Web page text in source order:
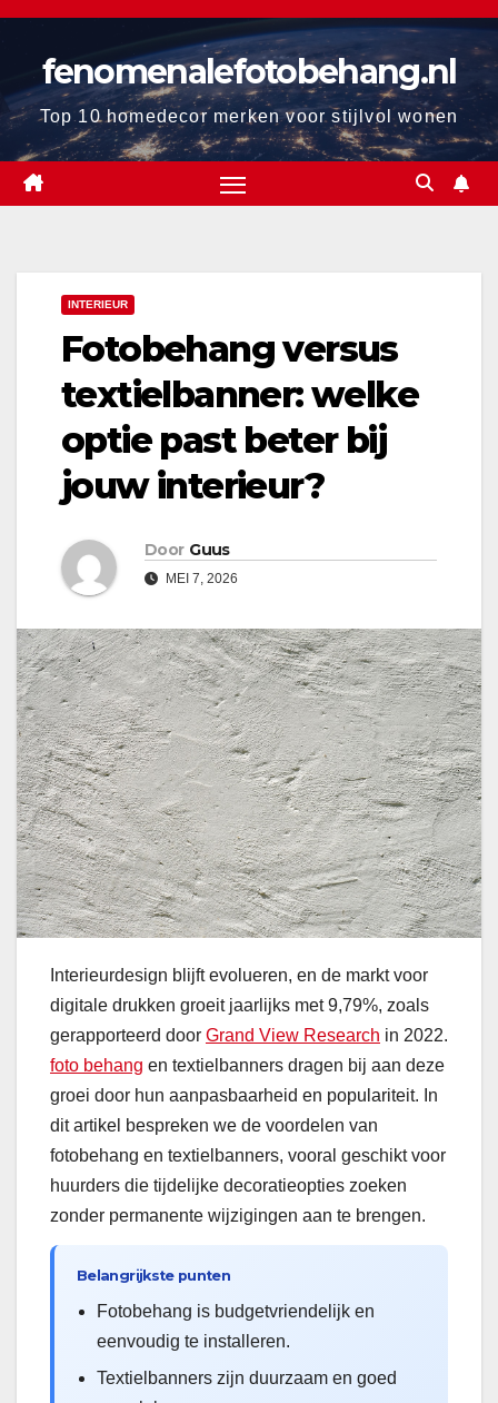
Ga
inhoud
fenomenalefotobehang.nl
Top 10 homedecor merken voor stijlvol wonen
INTERIEUR
Fotobehang versus
textielbanner: welke
optie past beter bij
jouw interieur?
Door Guus
MEI 7, 2026
Interieurdesign blijft evolueren, en de markt voor
digitale drukken groeit jaarlijks met 9,79%, zoals
gerapporteerd door Grand View Research in 2022.
foto behang en textielbanners dragen bij aan deze
groei door hun aanpasbaarheid en populariteit. In
dit artikel bespreken we de voordelen van
fotobehang en textielbanners, vooral geschikt voor
huurders die tijdelijke decoratieopties zoeken
zonder permanente wijzigingen aan te brengen.
Belangrijkste punten
Fotobehang is budgetvriendelijk en
eenvoudig te installeren.
Textielbanners zijn duurzaam en goed